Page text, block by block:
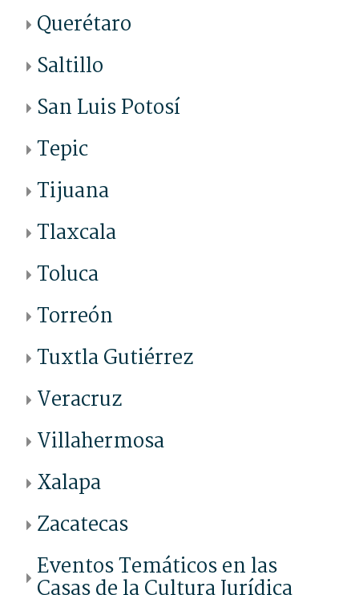
Querétaro
Saltillo
San Luis Potosí
Tepic
Tijuana
Tlaxcala
Toluca
Torreón
Tuxtla Gutiérrez
Veracruz
Villahermosa
Xalapa
Zacatecas
Eventos Temáticos en las